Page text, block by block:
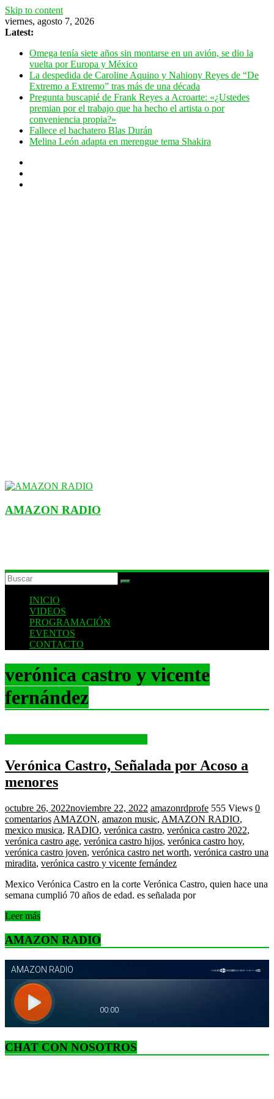
Skip to content
viernes, agosto 7, 2026
Latest:
Omega tenía siete años sin montarse en un avión, se dio la
vuelta por Europa y México
La despedida de Caroline Aquino y Nahiony Reyes de “De
Extremo a Extremo” tras más de una década
Pregunta buscapié de Frank Reyes a Acroarte: «¿Ustedes
premian por el trabajo que ha hecho el artista o por
conveniencia propia?»
Fallece el bachatero Blas Durán
Melina León adapta en merengue tema Shakira
AMAZON RADIO
INICIO
VIDEOS
PROGRAMACIÓN
EVENTOS
CONTACTO
verónica castro y vicente
fernández
Verónica Castro, Señalada por Acoso a
menores
octubre 26, 2022noviembre 22, 2022 amazonrdprofe 555 Views 0
comentarios AMAZON, amazon music, AMAZON RADIO,
mexico musica, RADIO, verónica castro, verónica castro 2022,
verónica castro age, verónica castro hijos, verónica castro hoy,
verónica castro joven, verónica castro net worth, verónica castro una
miradita, verónica castro y vicente fernández
Mexico Verónica Castro en la corte Verónica Castro, quien hace una
semana cumplió 70 años de edad. es señalada por
Leer más
AMAZON RADIO
CHAT CON NOSOTROS